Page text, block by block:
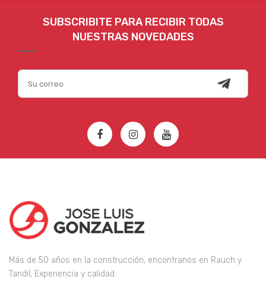
SUBSCRIBITE PARA RECIBIR TODAS
NUESTRAS NOVEDADES
Más de 50 años en la construcción, encontranos en Rauch y
Tandil, Experiencia y calidad.